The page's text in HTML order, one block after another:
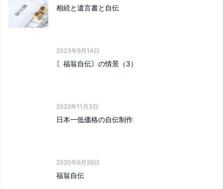
相続と遺言書と自伝
2023年9月14日
〘福翁自伝〙の情景（3）
2022年11月3日
日本一低価格の自伝制作
2020年6月26日
福翁自伝